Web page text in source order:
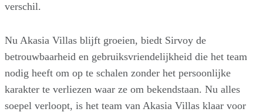
verschil.
Nu Akasia Villas blijft groeien, biedt Sirvoy de
betrouwbaarheid en gebruiksvriendelijkheid die het team
nodig heeft om op te schalen zonder het persoonlijke
karakter te verliezen waar ze om bekendstaan. Nu alles
soepel verloopt, is het team van Akasia Villas klaar voor